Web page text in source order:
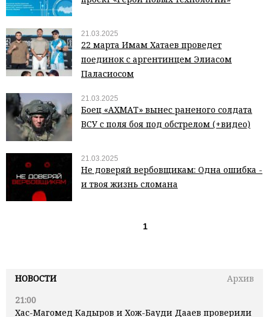
НОВОСТИ
Архив
21:00
Хас-Магомед Кадыров и Хож-Бауди Дааев проверили
21.03.2025
22 марта Имам Хатаев проведет
поединок с аргентинцем Элиасом
Паласиосом
21.03.2025
Боец «АХМАТ» вынес раненого солдата
ВСУ с поля боя под обстрелом (+видео)
21.03.2025
Не доверяй вербовщикам: Одна ошибка -
и твоя жизнь сломана
1